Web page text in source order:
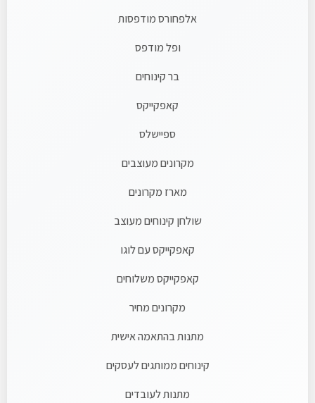
אלפחורס מודפסות
ופל מודפס
בר קינוחים
קאפקייקס
ספיישלס
מקרונים מעוצבים
מארז מקרונים
שולחן קינוחים מעוצב
קאפקייקס עם לוגו
קאפקייקס משלוחים
מקרונים מחיר
מתנות בהתאמה אישית
קינוחים ממותגים לעסקים
מתנות לעובדים